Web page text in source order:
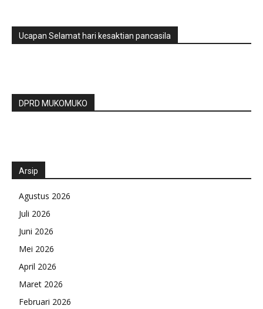
Ucapan Selamat hari kesaktian pancasila
DPRD MUKOMUKO
Arsip
Agustus 2026
Juli 2026
Juni 2026
Mei 2026
April 2026
Maret 2026
Februari 2026